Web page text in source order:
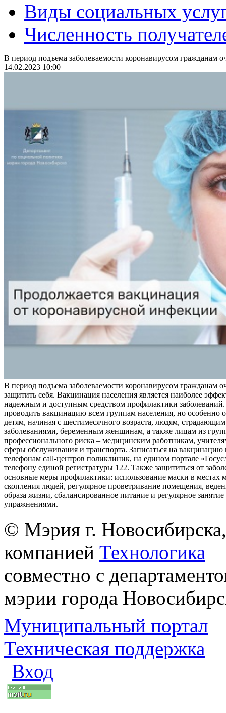
Виды социальных
Численность
В период подъема заболеваемости коронавирусом гражданам
14.02.2023 10:00
В период подъема заболеваемости коронавирусом гражданам
защитить себя. Вакцинация населения является наиболее
надежным и доступным средством профилактики заболеваний.
проводить вакцинацию всем группам населения, но особенно
детям, начиная с шестимесячного возраста, людям,
заболеваниями, беременным женщинам, а также лицам из
профессионального риска – медицинским работникам,
сферы обслуживания и транспорта. Записаться на
телефонам call-центров поликлиник, на едином портале
телефону единой регистратуры 122. Также защититься от
основные меры профилактики: использование маски в местах
скопления людей, регулярное проветривание помещения,
образа жизни, сбалансированное питание и регулярное
упражнениями.
© Мэрия г.
компанией Технологика
совместно с
мэрии города
Муниципальный портал
Техническая поддержка
Вход